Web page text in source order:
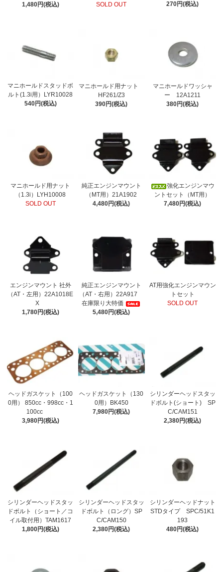
1,480円(税込)
SOLD OUT
270円(税込)
マニホールドスタッドボ
ルト(1.3i用）LYR10028
540円(税込)
マニホールド用ナット
HF261/Z3
390円(税込)
マニホールドワッシャ
ー 12A1211
380円(税込)
マニホールド用ナット
（1.3i）LYH10008
SOLD OUT
純正エンジンマウント
（MT用）21A1902
4,480円(税込)
強化エンジンマウ
ントセット（MT用）
7,480円(税込)
エンジンマウント 社外
（AT・左用）22A1018E
X
1,780円(税込)
純正エンジンマウント
（AT・右用）22A917
在庫限り大特価
5,480円(税込)
AT用強化エンジンマウン
トセット
SOLD OUT
ヘッドガスケット（100
0用） 850cc・998cc・1
100cc
3,980円(税込)
ヘッドガスケット（130
0用）BK450
7,980円(税込)
シリンダーヘッドスタッ
ドボルト(ショート) SP
C/CAM151
2,380円(税込)
シリンダーヘッドスタッ
ドボルト（ショート／コ
イル取付用）TAM1617
1,800円(税込)
シリンダーヘッドスタッ
ドボルト（ロング）SP
C/CAM150
2,380円(税込)
シリンダーヘッドナット
STDタイプ SPC/51K1
193
480円(税込)